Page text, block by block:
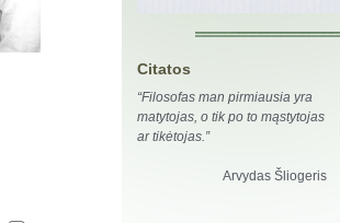
Citatos
“Filosofas man pirmiausia yra
matytojas, o tik po to mąstytojas
ar tikėtojas.”
Arvydas Šliogeris